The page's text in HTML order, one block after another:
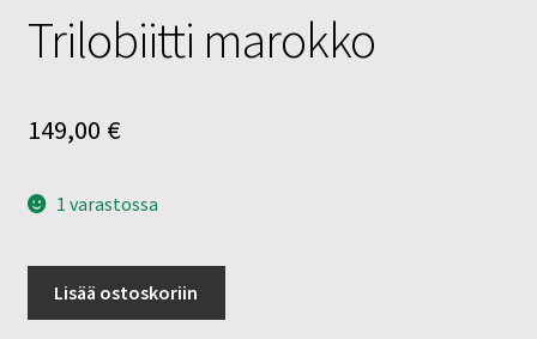
Trilobiitti marokko
149,00 €
1 varastossa
Lisää ostoskoriin